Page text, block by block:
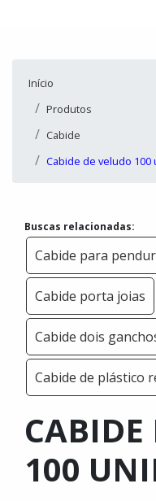
Início
Produtos
Cabide
Cabide de veludo 100
Buscas relacionadas:
Cabide para
Cabide porta joias
Cabide dois
Cabide de plástico
CABIDE
100